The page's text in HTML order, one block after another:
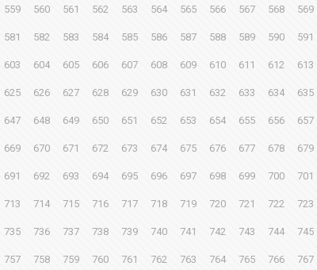
559 560 561 562 563 564 565 566 567 568 569
581 582 583 584 585 586 587 588 589 590 591
603 604 605 606 607 608 609 610 611 612 613
625 626 627 628 629 630 631 632 633 634 635
647 648 649 650 651 652 653 654 655 656 657
669 670 671 672 673 674 675 676 677 678 679
691 692 693 694 695 696 697 698 699 700 701
713 714 715 716 717 718 719 720 721 722 723
735 736 737 738 739 740 741 742 743 744 745
757 758 759 760 761 762 763 764 765 766 767